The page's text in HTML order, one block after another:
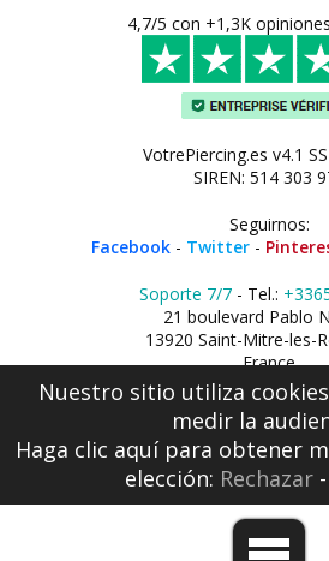
4,7/5 con +1,3K opiniones
VotrePiercing.es v4.1
SIREN: 514 303
Seguirnos:
Facebook - Twitter -
Soporte 7/7- Tel.:
21 boulevard Pablo
13920 Saint-Mitre-les-
France
Nuestro sitio utiliza
medir la
Haga clic aquípara obtener
elección: Rechazar-